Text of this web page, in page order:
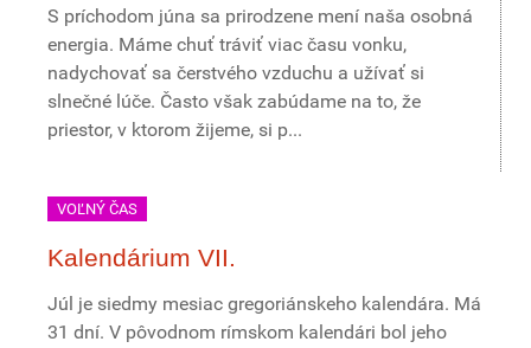
S príchodom júna sa prirodzene mení naša osobná
energia. Máme chuť tráviť viac času vonku,
nadychovať sa čerstvého vzduchu a užívať si
slnečné lúče. Často však zabúdame na to, že
priestor, v ktorom žijeme, si p...
VOĽNÝ ČAS
Kalendárium VII.
Júl je siedmy mesiac gregoriánskeho kalendára. Má
31 dní. V pôvodnom rímskom kalendári bol jeho